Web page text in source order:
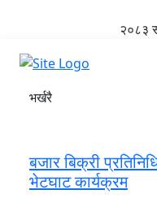
२०८३
भर्खरै
बजार बिक्री
भेटघाट कार्यक्रम